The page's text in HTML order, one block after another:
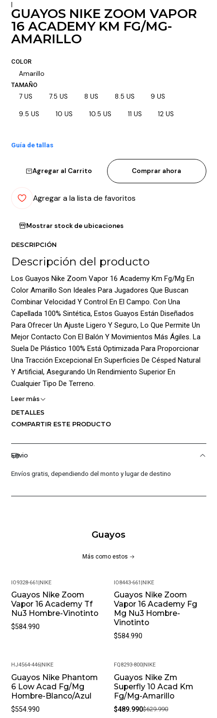
|
GUAYOS NIKE ZOOM VAPOR
16 ACADEMY KM FG/MG-
AMARILLO
COLOR
Amarillo
TAMAÑO
7 US 7.5 US 8 US 8.5 US 9 US
9.5 US 10 US 10.5 US 11 US 12 US
Guía de tallas
Agregar al Carrito Comprar ahora
Agregar a la lista de favoritos
Mostrar stock de ubicaciones
DESCRIPCIÓN
Descripción del producto
Los Guayos Nike Zoom Vapor 16 Academy Km Fg/Mg En
Color Amarillo Son Ideales Para Jugadores Que Buscan
Combinar Velocidad Y Control En El Campo. Con Una
Capellada 100% Sintética, Estos Guayos Están Diseñados
Para Ofrecer Un Ajuste Ligero Y Seguro, Lo Que Permite Un
Mejor Contacto Con El Balón Y Movimientos Más Ágiles. La
Suela De Plástico 100% Está Optimizada Para Proporcionar
Una Tracción Excepcional En Superficies De Césped Natural
Y Artificial, Asegurando Un Rendimiento Superior En
Cualquier Tipo De Terreno.
Características Clave:
Composición: Capellada 100% Sintética Que Ofrece
Suela Fg/Mg: Fabricada En Plástico 100%, Brinda Tracción
Sujeción Durante Todo El Partido.
Reflejan La Velocidad Y El Estilo Característico Del
Estos Guayos Son La Elección Perfecta Para Quienes
La Icónica Figura De Kylian Mbappé.
¡Ventajas De Comprar En Pacific Sport Colombia!:
Productos Originales: En Pacific Sport Colombia, Solo
Vendemos Productos Originales, Garantizando La
Ofrecerte Las Últimas Tendencias Y Modelos
Exclusivos.
Garantía De 30 Días: Cada Compra Incluye Una Garantía
Leer más
DETALLES
COMPARTIR ESTE PRODUCTO
Envio
Envíos gratis, dependiendo del monto y lugar de destino
Guayos
Más como estos
IO9328-661 |NIKE
Guayos Nike Zoom
Vapor 16 Academy Tf
Nu3 Hombre-Vinotinto
$584.990
IO8443-661 |NIKE
Guayos Nike Zoom
Vapor 16 Academy Fg
Mg Nu3 Hombre-
Vinotinto
$584.990
HJ4564-446| NIKE
Guayos Nike Phantom
6 Low Acad Fg/Mg
Hombre-Blanco/Azul
$554.990
-22%
FQ8293-800 NIKE
Guayos Nike Zm
Superfly 10 Acad Km
Fg/Mg-Amarillo
$489.990$629.990